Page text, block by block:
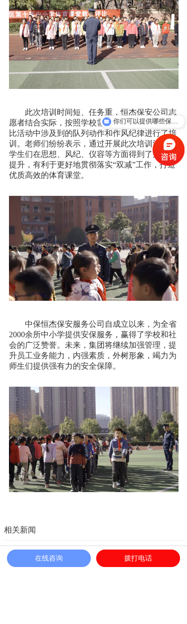
人
此次培训时间短、任务重，恒杰保安公司志
愿者结合实际，按照学校需求，抓重难点，对评
比活动中涉及到的队列动作和作风纪律进行了培
训。老师们纷纷表示，通过开展此次培训活动，
学生们在思想、风纪、仪容等方面得到了大大的
提升，有利于更好地贯彻落实“双减”工作，打造
优质高效的体育课堂。
中保恒杰保安服务公司自成立以来，为全省
2000余所中小学提供安保服务，赢得了学校和社
会的广泛赞誉。未来，集团将继续加强管理，提
升员工业务能力，内强素质，外树形象，竭力为
师生们提供强有力的安全保障。
相关新闻
中保恒杰保安服务集团爱心捐赠，助力合肥市“爱心相助，
情暖老兵”困难帮扶活动
在线咨询 拨打电话